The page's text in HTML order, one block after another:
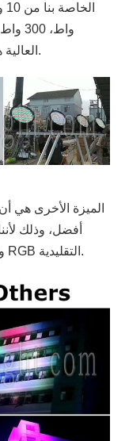
العالية هي ميزتنا، فهي تحتاج إلى تكنولوجيا خاصة.
الميزة الأخرى هي
أفضل، وذلك
ونقوم بتحسين النقص في الأضواء الكاشفة RGB التقليدية.